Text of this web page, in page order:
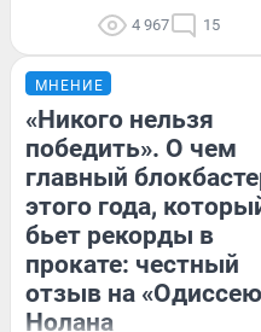
4 967 15
МНЕНИЕ
«Никого нельзя
победить». О чем
главный
этого года,
бьет рекорды в
прокате: честный
отзыв на
Нолана